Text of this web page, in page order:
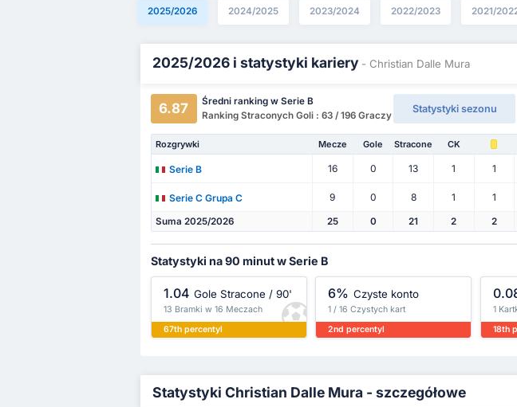
2025/2026 2024/2025 2023/2024 2022/2023 2021/
2025/2026 i statystyki kariery - Christian Dalle Mura
6.87
Średni ranking w Serie B
Ranking Straconych Goli : 63 / 196 Graczy
Statystyki sezonu
Rozgrywki Mecze Gole Stracone CK
Serie B 16 0 13 1 1
Serie C Grupa C 9 0 8 1 1
Suma 2025/2026 25 0 21 2 2
Statystyki na 90 minut w Serie B
1.04 Gole Stracone / 90'
13 Bramki w 16 Meczach
67th percentyl
6% Czyste konto
1 / 16 Czystych kart
2nd percentyl
1
18th
Statystyki Christian Dalle Mura - szczegółowe